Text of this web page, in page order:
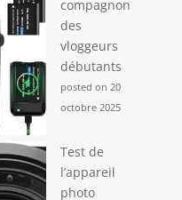
compagnon
des
vloggeurs
débutants
posted on 20
octobre 2025
Test de
l’appareil
photo